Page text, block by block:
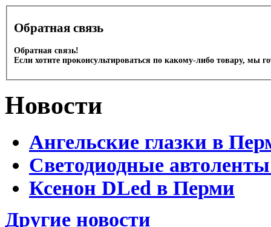
Обратная связь
Обратная связь!
Если хотите проконсультироваться по какому-либо товару, мы
Новости
Ангельские глазки в
Светодиодные
Ксенон DLed в Перми
Другие новости